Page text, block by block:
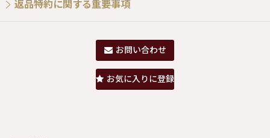
返品特約に関する重要事項
お問い合わせ
お気に入りに登録